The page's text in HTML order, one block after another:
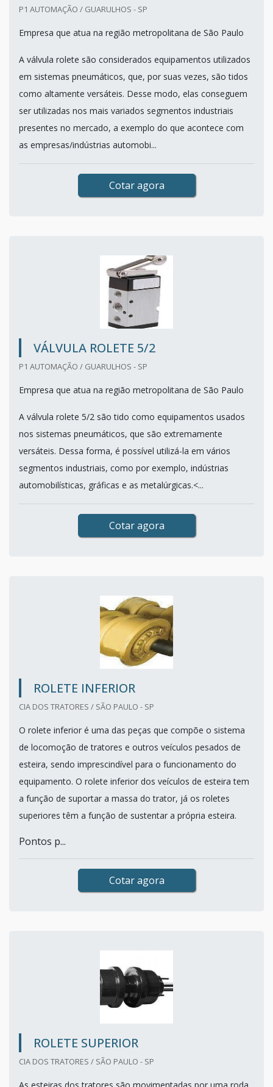
P1 AUTOMAÇÃO / GUARULHOS - SP
Empresa que atua na região metropolitana de São Paulo
A válvula rolete são considerados equipamentos utilizados
em sistemas pneumáticos, que, por suas vezes, são tidos
como altamente versáteis. Desse modo, elas conseguem
ser utilizadas nos mais variados segmentos industriais
presentes no mercado, a exemplo do que acontece com
as empresas/indústrias automobi...
Cotar agora
VÁLVULA ROLETE 5/2
P1 AUTOMAÇÃO / GUARULHOS - SP
Empresa que atua na região metropolitana de São Paulo
A válvula rolete 5/2 são tido como equipamentos usados
nos sistemas pneumáticos, que são extremamente
versáteis. Dessa forma, é possível utilizá-la em vários
segmentos industriais, como por exemplo, indústrias
automobilísticas, gráficas e as metalúrgicas.<...
Cotar agora
ROLETE INFERIOR
CIA DOS TRATORES / SÃO PAULO - SP
O rolete inferior é uma das peças que compõe o sistema
de locomoção de tratores e outros veículos pesados de
esteira, sendo imprescindível para o funcionamento do
equipamento. O rolete inferior dos veículos de esteira tem
a função de suportar a massa do trator, já os roletes
superiores têm a função de sustentar a própria esteira.
Pontos p...
Cotar agora
ROLETE SUPERIOR
CIA DOS TRATORES / SÃO PAULO - SP